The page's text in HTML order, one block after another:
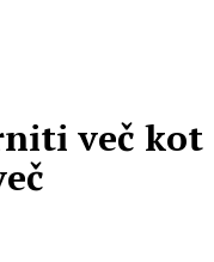
več kot